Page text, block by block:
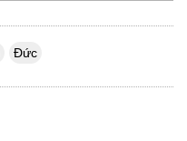
Đức